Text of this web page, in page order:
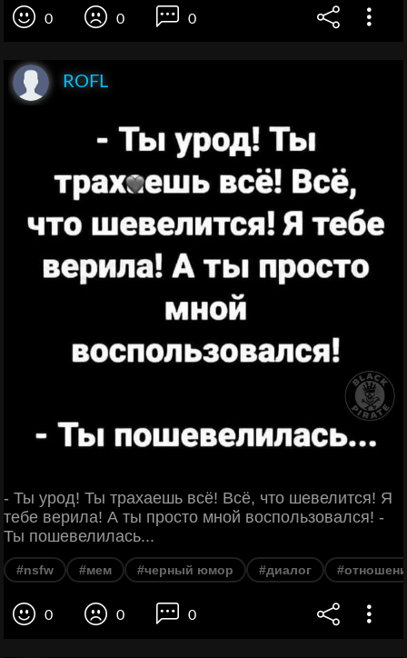
0 0 0
ROFL
- Ты урод! Ты трахаешь всё! Всё, что шевелится! Я
тебе верила! А ты просто мной воспользовался! -
Ты пошевелилась...
#nsfw #мем #черный юмор #диалог
0 0 0